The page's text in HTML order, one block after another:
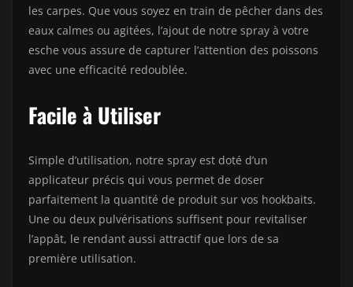
les carpes. Que vous soyez en train de pêcher dans des
eaux calmes ou agitées, l’ajout de notre spray à votre
esche vous assure de capturer l’attention des poissons
avec une efficacité redoublée.
Facile à Utiliser
Simple d’utilisation, notre spray est doté d’un
applicateur précis qui vous permet de doser
parfaitement la quantité de produit sur vos hookbaits.
Une ou deux pulvérisations suffisent pour revitaliser
l’appât, le rendant aussi attractif que lors de sa
première utilisation.